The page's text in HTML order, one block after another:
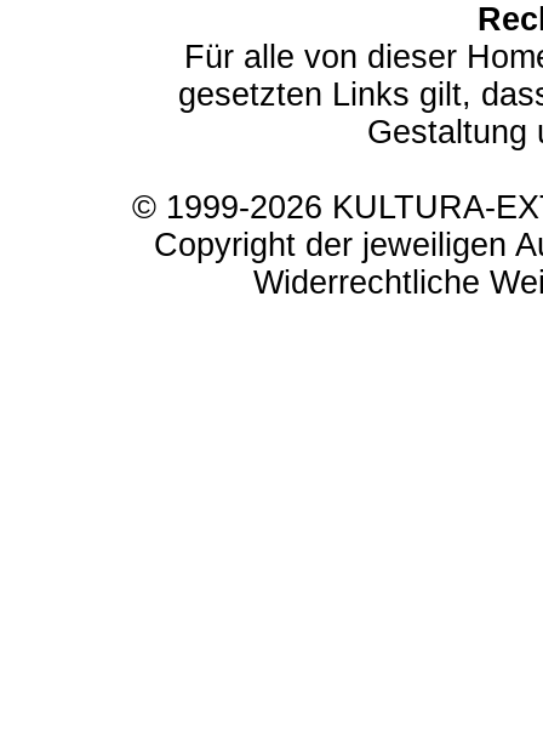
Für alle von dieser
gesetzten Links gilt,
Gestaltung
© 1999-2026 KULTURA-
Copyright der jeweiligen
Widerrechtliche